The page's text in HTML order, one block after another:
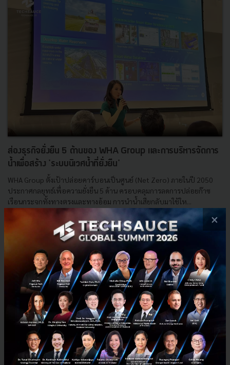
ส่องธุรกิจยั่งยืน 5 ด้านของ WHA Group และการบริหารจัดการ
น้ำเพื่อสร้าง 'ระบบนิเวศน้ำที่ยั่งยืน'
WHA Group ตั้งเป้าปล่อยคาร์บอนเป็นศูนย์ (Net Zero) ภายในปี 2050
ประกาศกลยุทธ์เพื่อความยั่งยืน 5 ด้าน ครอบคลุมการลดการปล่อยก๊าซ
เรือนกระจกทั้งทางตรงและทางอ้อม การนำน้ำเสียกลับมาใช้ให...
| ByTechsauce Team
×